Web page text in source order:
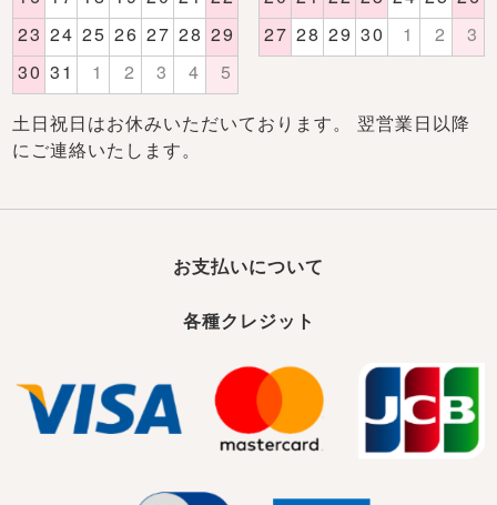
土日祝日はお休みいただいております。 翌営業日以降
にご連絡いたします。
お支払いについて
各種クレジット